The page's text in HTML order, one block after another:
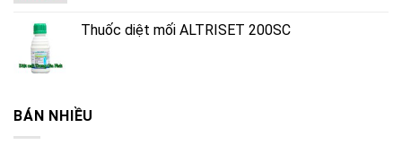
Thuốc diệt mối ALTRISET 200SC
BÁN NHIỀU